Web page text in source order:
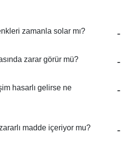
zamanla solar mı?
zarar görür mü?
hasarlı gelirse ne
madde içeriyor mu?